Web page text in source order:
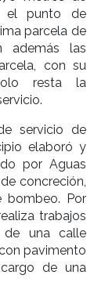
el punto de
parcela de
además las
con su
resta la
servicio de
elaboró y
por Aguas
concreción,
bombeo. Por
trabajos
de una calle
pavimento
de una